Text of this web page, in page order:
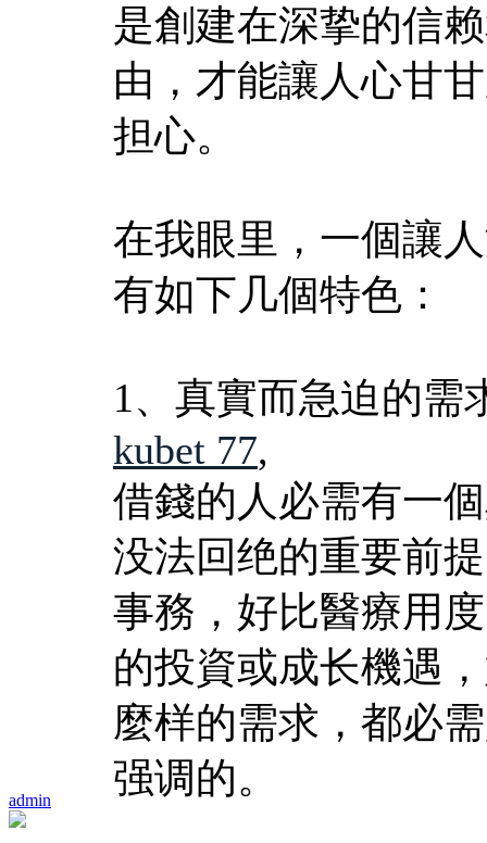
admin
是創建在深挚的信
由，才能讓人心甘
担心。
在我眼里，一個讓
有如下几個特色：
1、真實而急迫的需
kubet 77,
借錢的人必需有一
没法回绝的重要前
事務，好比醫療用
的投資或成长機遇
麼样的需求，都必
强调的。